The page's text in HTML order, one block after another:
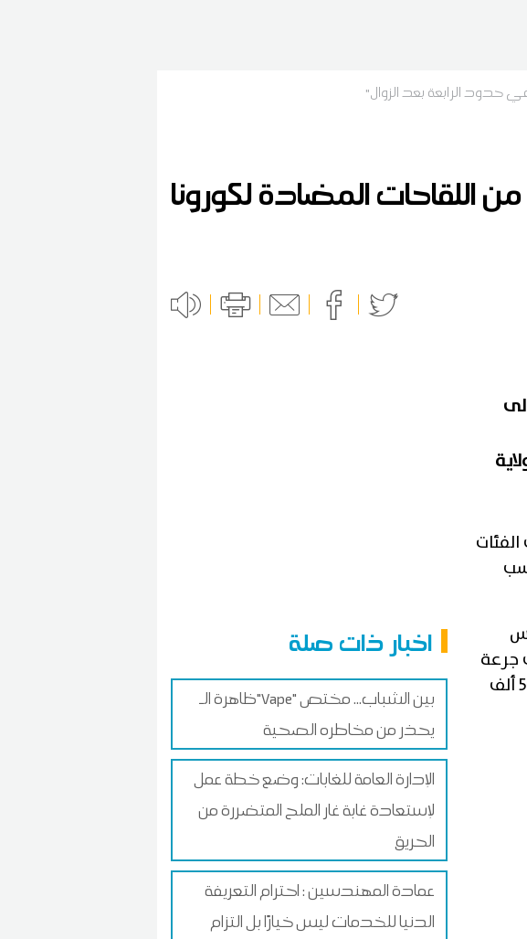
حدود الرابعة بعد الزوال"
المضادة لكورونا
اخبار ذات صلة
ظاهرة الـ"Vape" بين الشباب... مختص
يحذر من مخاطره الصحية
الإدارة العامة للغابات: وضع خطة عمل
لإستعادة غابة غار الملح المتضررة من
الحريق
عمادة المهندسين : احترام التعريفة
الدنيا للخدمات ليس خيارًا بل التزام
اليوم الثلاثاء 9 مارس
عددها 30 ألف جرعة
صالحة لـ15 ألف شخص، وستعقبها خلال الأسابيع القادمة كمية ثانية تقدر بـ500 ألف